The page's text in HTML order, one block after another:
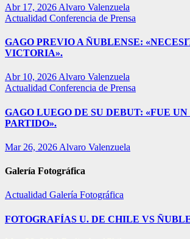
Abr 17, 2026 Alvaro Valenzuela
Actualidad Conferencia de Prensa
GAGO PREVIO A ÑUBLENSE:
VICTORIA».
Abr 10, 2026 Alvaro Valenzuela
Actualidad Conferencia de Prensa
GAGO LUEGO DE SU DEBUT: «FUE
PARTIDO».
Mar 26, 2026 Alvaro Valenzuela
Galería Fotográfica
Actualidad Galería Fotográfica
FOTOGRAFÍAS U. DE CHILE VS